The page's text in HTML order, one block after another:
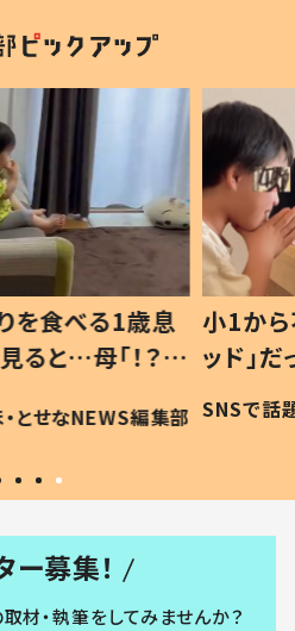
息子は「ギフテ
が“ウチ給食”を
とは #令和の親
ほ・とせなNEWS編集部
ひ孫
が、抱
「涙
い」
ー募集！
材・執筆をしてみませんか？